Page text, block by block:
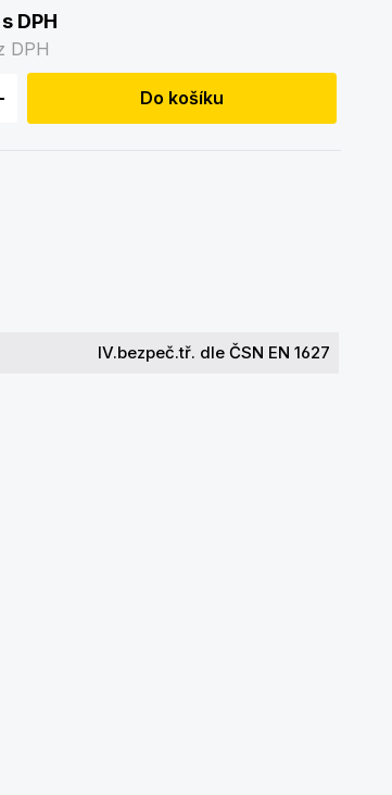
s DPH
DPH
Zadejte požadované
Do košíku
IV.bezpeč.tř. dle ČSN EN 1627